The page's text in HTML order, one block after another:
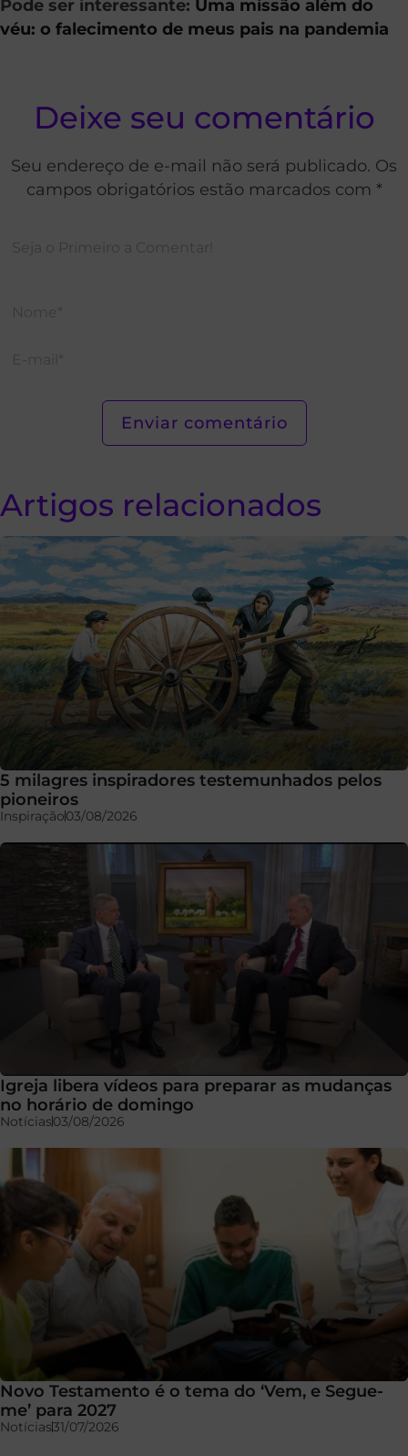
Pode ser interessante: Uma missão além do
véu: o falecimento de meus pais na pandemia
Deixe seu comentário
Seu endereço de e-mail não será publicado. Os
campos obrigatórios estão marcados com *
Artigos relacionados
5 milagres inspiradores testemunhados pelos
pioneiros
Inspiração03/08/2026
Igreja libera vídeos para preparar as mudanças
no horário de domingo
Notícias03/08/2026
Novo Testamento é o tema do ‘Vem, e Segue-
me’ para 2027
Notícias31/07/2026